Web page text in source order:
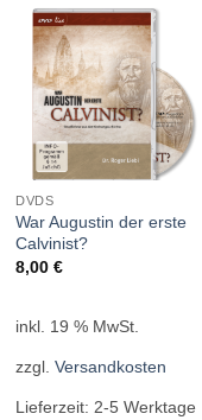
DVDS
War Augustin der erste
Calvinist?
8,00€
inkl. 19 % MwSt.
zzgl.Versandkosten
Lieferzeit: 2-5 Werktage